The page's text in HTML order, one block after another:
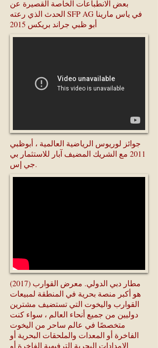
بعض الانطباعات الخاصة القصيرة عن
الحدث الذي رعته SFP AG في ياس مارينا
أبو ظبي جراند بريكس 2015
جوائز لوريوس الرياضية العالمية ، أبوظبي
2011 مع الشريك المضيف آبار للاستثمار بي
جي إس.
مطار دبي الدولي. معرض القوارب (2017)
هو أكبر منصة بحرية في المنطقة لمبيعات
القوارب واليخوت التي تستضيف مشترين
دوليين من جميع أنحاء العالم ، سواء كنت
متخصصًا في عالم ساحر من اليخوت
الفاخرة أو المعدات والملحقات البحرية أو
الإمدادات البحرية الترفيهية الفاخرة أو